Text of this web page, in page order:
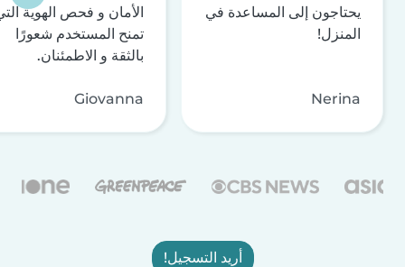
يحتاجون إلى المساعدة في
المنزل!
Nerina
الأمان و فحص الهوية
تمنح المستخدم شعورًا
بالثقة و الاطمئنان.
Giovanna
أريد التسجيل!